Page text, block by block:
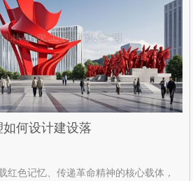
何设计建设落
红色记忆、传递革命精神的核心载体，